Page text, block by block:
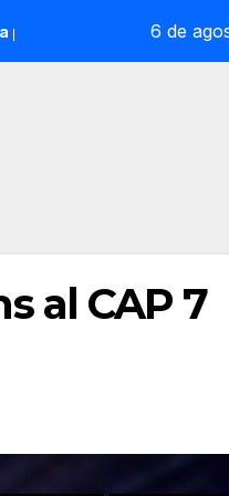
Vallon Hoarau /
6 de
al CAP 7